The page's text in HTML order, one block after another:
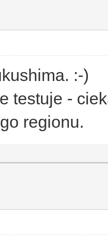
:-)
testuje -
regionu.